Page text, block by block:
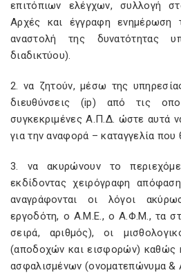
επιτόπιων ελέγχων, συλλογή
Αρχές και έγγραφη ενημέρωση
αναστολή της δυνατότητας
διαδικτύου).
2. να ζητούν, μέσω της
διευθύνσεις (ip) από τις
συγκεκριμένες Α.Π.Δ. ώστε αυτά
για την αναφορά – καταγγελία
3. να ακυρώνουν το
εκδίδοντας χειρόγραφη
αναγράφονται οι λόγοι
εργοδότη, ο Α.Μ.Ε., ο Α.Φ.Μ., τα
σειρά, αριθμός), οι
(αποδοχών και εισφορών) καθώς
ασφαλισμένων (ονοματεπώνυμα